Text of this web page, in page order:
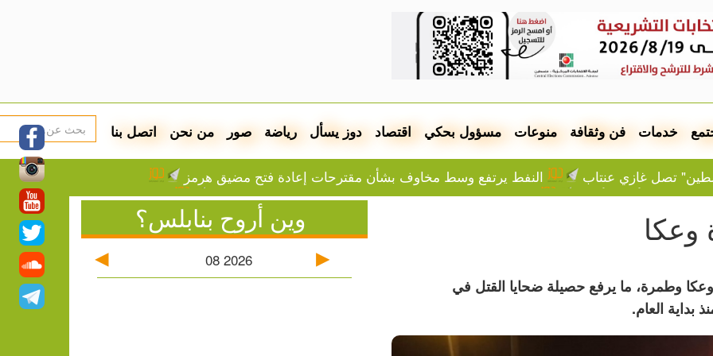
خدمات فن وثقافة منوعات مسؤول بحكي اقتصاد دوز يسأل رياضة صور من نحن اتصل بنا
تصل غازي عنتاب
النفط يرتفع وسط مخاوف بشأن مقترحات إعادة فتح مضيق هرمز
السعودية وباكستان وتركيا ستوقع اتفاقية دفاع مشترك اليوم
عشرات الإصابات في مخيم قلنديا وكفر عقب شمال القدس
بلدية نابلس: جدول توزيع المياه
أسعار صرف العملات
فاوتشي على خلفية ملف كورونا
إخطار بإزالة أشجار زيتون والاستيلاء على أراض في جبع
بالمدفعية
وعكا
وطمرة، ما يرفع حصيلة ضحايا القتل في
وين أروح بنابلس؟
2026
08